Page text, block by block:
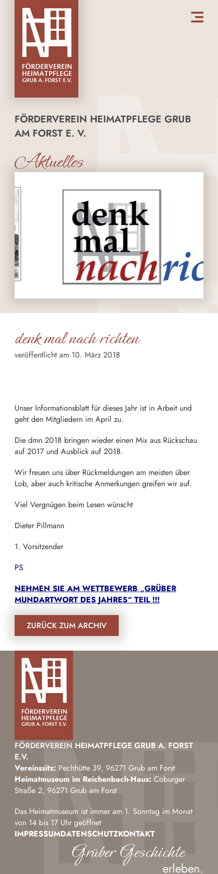
FÖRDERVEREIN HEIMATPFLEGE GRUB
AM FORST E. V.
Aktuelles
denk mal nach richten
veröffentlicht am 10. März 2018
Unser Informationsblatt für dieses Jahr ist in Arbeit und
geht den Mitgliedern im April zu.
Die dmn 2018 bringen wieder einen Mix aus Rückschau
auf 2017 und Ausblick auf 2018.
Wir freuen uns über Rückmeldungen am meisten über
Lob, aber auch kritische Anmerkungen greifen wir auf.
Viel Vergnügen beim Lesen wünscht
Dieter Pillmann
1. Vorsitzender
PS
NEHMEN SIE AM WETTBEWERB „GRÜBER
MUNDARTWORT DES JAHRES“ TEIL !!!
ZURÜCK ZUM ARCHIV
FÖRDERVEREIN HEIMATPFLEGE GRUB A. FORST
E.V.
Vereinssitz: Pechhütte 39, 96271 Grub am Forst
Heimatmuseum im Reichenbach-Haus: Coburger
Straße 2, 96271 Grub am Forst
Das Heimatmuseum ist immer am 1. Sonntag im Monat
von 14 bis 17 Uhr geöffnet
IMPRESSUMDATENSCHUTZKONTAKT
Grüber Geschichte
erleben.